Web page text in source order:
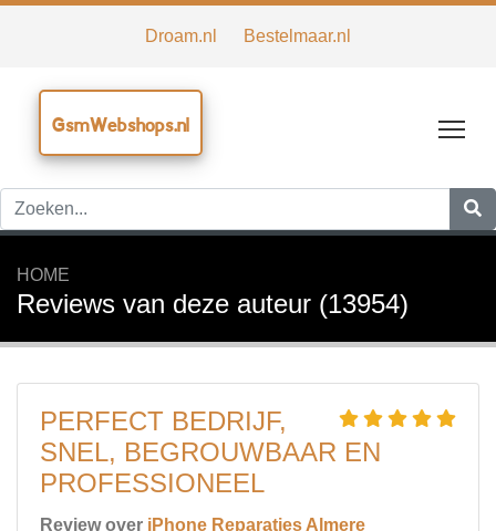
Droam.nl Bestelmaar.nl
GsmWebshops.nl
HOME
Reviews van deze auteur (13954)
PERFECT BEDRIJF,
SNEL, BEGROUWBAAR EN
PROFESSIONEEL
Review over iPhone Reparaties Almere